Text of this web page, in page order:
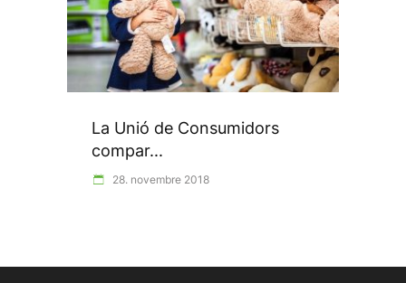
La Unió de Consumidors
compar...
28. novembre 2018